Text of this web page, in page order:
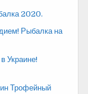
2020.
Рыбалка на
Трофейный